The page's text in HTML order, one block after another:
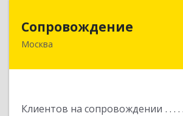
Сопровождение
Москва
Клиентов на сопровождении
117198, Москва г, Саморы